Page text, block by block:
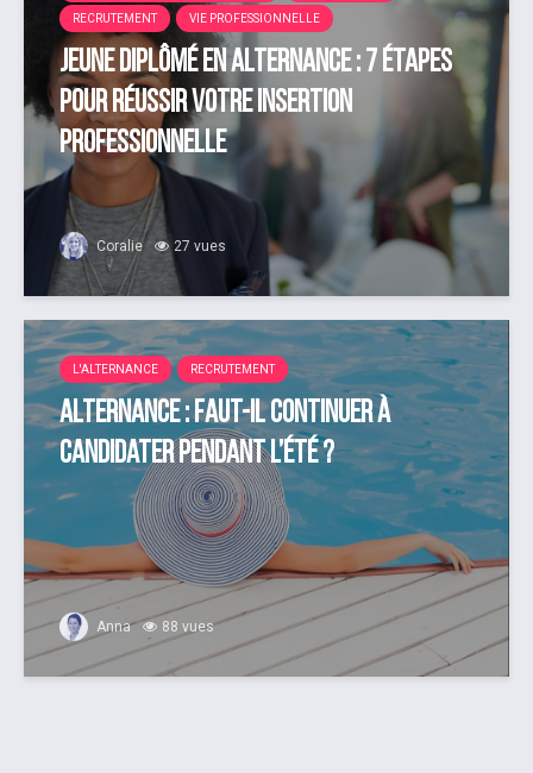
RECRUTEMENT VIE PROFESSIONNELLE
Jeune diplômé en alternance : 7 étapes
pour réussir votre insertion
professionnelle
Coralie 27 vues
L'ALTERNANCE RECRUTEMENT
Alternance : faut-il continuer à
candidater pendant l’été ?
Anna 88 vues